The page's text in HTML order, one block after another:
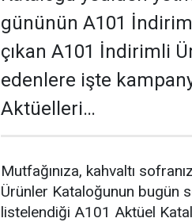
gününün A101
çıkan A101 İndirimli
edenlere işte
Aktüelleri…
Mutfağınıza, kahvaltı
Ürünler Kataloğunun bugün
listelendiği A101 Aktüel